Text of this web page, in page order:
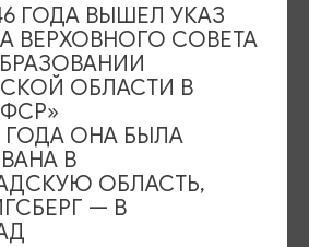
ГОДА ВЫШЕЛ УКАЗ
ВЕРХОВНОГО СОВЕТА
ОБЛАСТИ В
ГОДА ОНА БЫЛА
В
ОБЛАСТЬ,
— В